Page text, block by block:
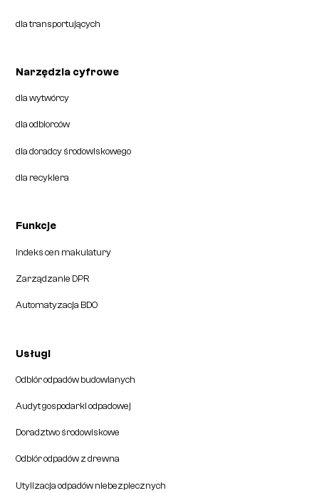
dla transportujących
Narzędzia cyfrowe
dla wytwórcy
dla odbiorców
dla doradcy środowiskowego
dla recyklera
Funkcje
Indeks cen makulatury
Zarządzanie DPR
Automatyzacja BDO
Usługi
Odbiór odpadów budowlanych
Audyt gospodarki odpadowej
Doradztwo środowiskowe
Odbiór odpadów z drewna
Utylizacja odpadów niebezpiecznych